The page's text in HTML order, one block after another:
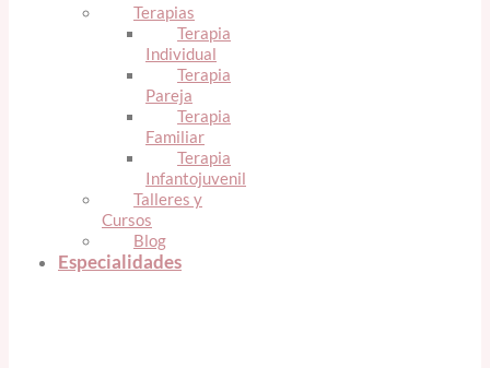
Terapias
Terapia
Individual
Terapia
Pareja
Terapia
Familiar
Terapia
Infantojuvenil
Talleres y
Cursos
Blog
Especialidades